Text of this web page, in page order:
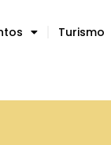
Turismo